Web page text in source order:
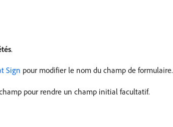
.
Sign pour modifier le nom du champ de formulaire.
pour rendre un champ initial facultatif.